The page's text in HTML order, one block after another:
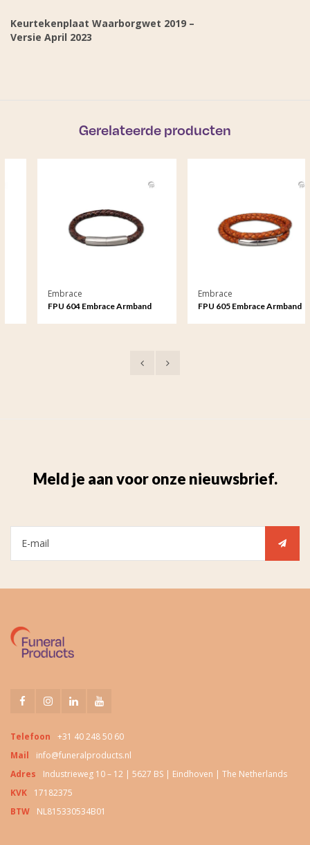
Keurtekenplaat Waarborgwet 2019 –
Versie April 2023
Gerelateerde producten
Embrace
FPU 604 Embrace Armband
Embrace
FPU 605 Embrace Armband
Meld je aan voor onze nieuwsbrief.
Telefoon
+31 40 248 50 60
Mail
info@funeralproducts.nl
Adres
Industrieweg 10 – 12 | 5627 BS | Eindhoven | The Netherlands
KVK
17182375
BTW
NL815330534B01